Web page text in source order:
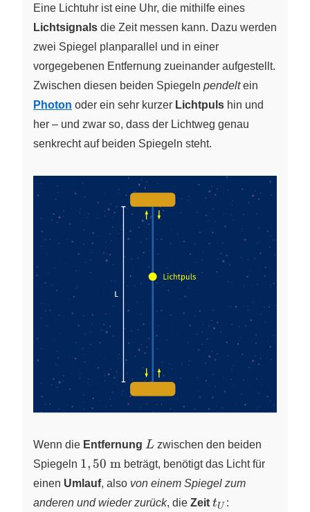
Eine Lichtuhr ist eine Uhr, die mithilfe eines
Lichtsignals die Zeit messen kann. Dazu werden
zwei Spiegel planparallel und in einer
vorgegebenen Entfernung zueinander aufgestellt.
Zwischen diesen beiden Spiegeln pendeltein
Photon oder ein sehr kurzer Lichtpuls hin und
her – und zwar so, dass der Lichtweg genau
senkrecht auf beiden Spiegeln steht.
Wenn die Entfernung L
L zwischen den beiden
Spiegeln 1,50~\pu{m}
1, 50 m beträgt, benötigt das Licht für
einen Umlauf, also von einem Spiegel zum
anderen und wieder zurück, die Zeit t_U
tU :